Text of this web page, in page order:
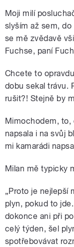
Moji milí
slyším až sem,
se mě zvědavě
Fuchse, paní
Chcete to
dobu sekal trávu.
rušit?! Stejně by
Mimochodem, to,
napsala i na svůj
mi kamarádi
Milan mě typicky
„Proto je nejlepší
plyn, pokud to
dokonce ani při
celý týden, šel
spotřebovávat